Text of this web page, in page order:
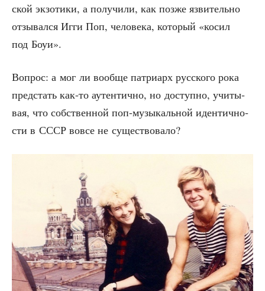
ской экзо­ти­ки, а полу­чи­ли, как поз­же язви­тель­но
отзы­вал­ся Игги Поп, чело­ве­ка, кото­рый «косил
под Боуи».
Вопрос: а мог ли вооб­ще пат­ри­арх рус­ско­го рока
пред­стать как-то аутен­тич­но, но доступ­но, учи­ты­
вая, что соб­ствен­ной поп-музы­каль­ной иден­тич­но­
сти в СССР вовсе не существовало?